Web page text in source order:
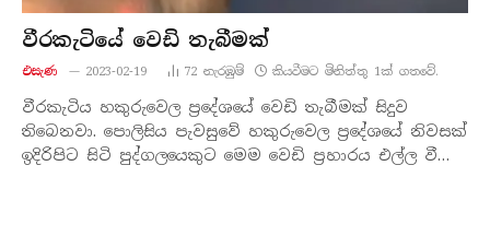
වීරකැටියේ වෙඩි තැබීමක්
එසැණ 2023-02-19 72 නැරඹු​ම් කියවීමට මිනිත්තු 1ක් ගතවේ.
වීරකැටිය හකුරුවෙල ප්‍රදේශයේ වෙඩි තැබීමක් සිදුව
තිබෙනවා. පොලිසිය පැවසුවේ හකුරුවෙල ප්‍රදේශයේ නිවසක්
ඉදිරිපිට සිටි පුද්ගලයෙකුට මෙම වෙඩි ප්‍රහාරය එල්ල වී…